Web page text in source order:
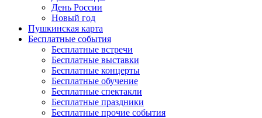
День России
Новый год
Пушкинская карта
Бесплатные события
Бесплатные встречи
Бесплатные выставки
Бесплатные концерты
Бесплатные обучение
Бесплатные спектакли
Бесплатные праздники
Бесплатные прочие события